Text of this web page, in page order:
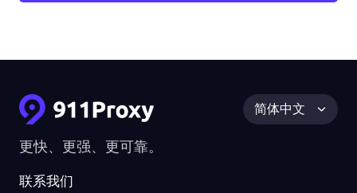
更快、更强、更可靠。
联系我们
简体中文